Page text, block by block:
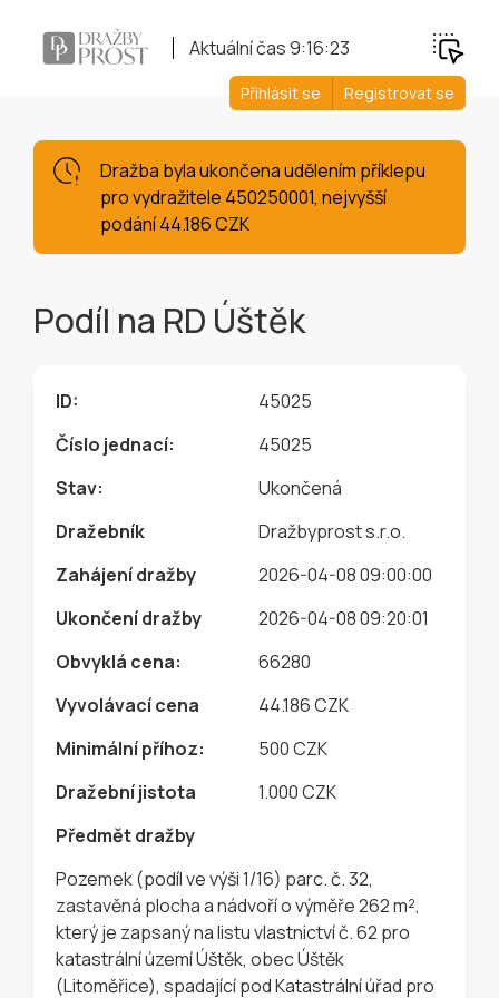
Aktuální čas9:16:24
Přihlásit se Registrovat se
Dražba byla ukončena udělením příklepu
pro vydražitele 450250001, nejvyšší
podání 44.186 CZK
Podíl na RD Úštěk
ID:
45025
Číslo jednací:
45025
Stav:
Ukončená
Dražebník
Dražbyprost s.r.o.
Zahájení dražby
2026-04-08 09:00:00
Ukončení dražby
2026-04-08 09:20:01
Obvyklá cena:
66280
Vyvolávací cena
44.186 CZK
Minimální příhoz:
500 CZK
Dražební jistota
1.000 CZK
Předmět dražby
Pozemek (podíl ve výši 1/16) parc. č. 32,
zastavěná plocha a nádvoří o výměře 262 m²,
který je zapsaný na listu vlastnictví č. 62 pro
katastrální území Úštěk, obec Úštěk
(Litoměřice), spadající pod Katastrální úřad pro